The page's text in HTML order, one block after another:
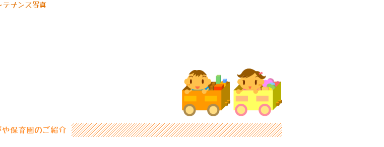
テナンス写真
や保育園のご紹介